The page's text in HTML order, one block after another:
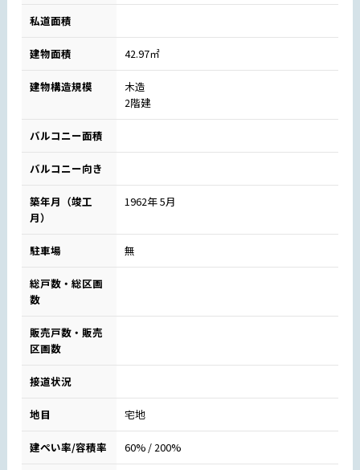
私道面積
建物面積 42.97㎡
建物構造規模
木造
2階建
バルコニー面積
バルコニー向き
築年月（竣工
月）
1962年 5月
駐車場 無
総戸数・総区画
数
販売戸数・販売
区画数
接道状況
地目 宅地
建ぺい率/容積率 60% / 200%